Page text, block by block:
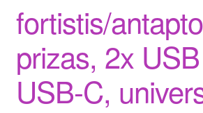
fortistis/
prizas, 2x
USB-C,